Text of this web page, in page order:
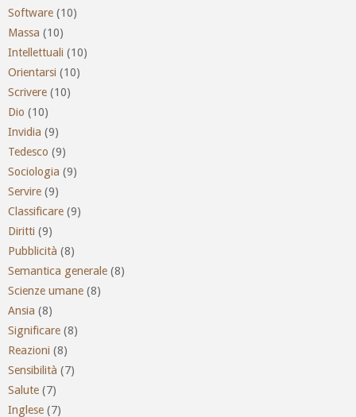
Software (10)
Massa (10)
Intellettuali (10)
Orientarsi (10)
Scrivere (10)
Dio (10)
Invidia (9)
Tedesco (9)
Sociologia (9)
Servire (9)
Classificare (9)
Diritti (9)
Pubblicità (8)
Semantica generale (8)
Scienze umane (8)
Ansia (8)
Significare (8)
Reazioni (8)
Sensibilità (7)
Salute (7)
Inglese (7)